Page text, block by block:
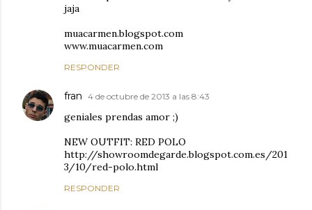
jaja
muacarmen.blogspot.com
www.muacarmen.com
RESPONDER
fran 4 de octubre de 2013 a las 8:43
geniales prendas amor ;)
NEW OUTFIT: RED POLO
http://showroomdegarde.blogspot.com.es/201
3/10/red-polo.html
RESPONDER